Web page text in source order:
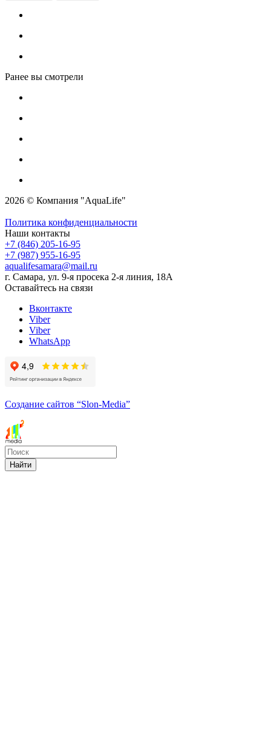
Ранее вы смотрели
2026 © Компания "AquaLife"
Политика конфиденциальности
Наши контакты
+7 (846) 205-16-95
+7 (987) 955-16-95
aqualifesamara@mail.ru
г. Самара, ул. 9-я просека 2-я линия, 18А
Оставайтесь на связи
Вконтакте
Viber
Viber
WhatsApp
Создание сайтов “Slon-Media”
Найти